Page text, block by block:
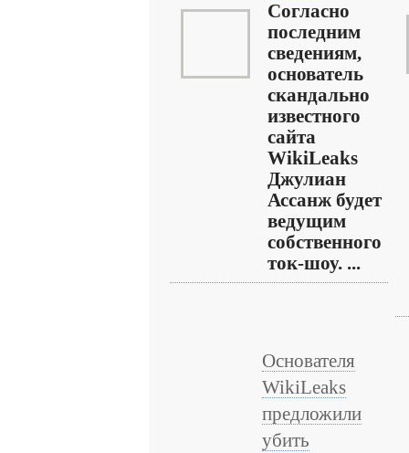
Согласно
последним
сведениям,
основатель
скандально
известного
сайта
WikiLeaks
Джулиан
Ассанж будет
ведущим
собственного
ток-шоу. ...
Основателя
WikiLeaks
предложили
убить